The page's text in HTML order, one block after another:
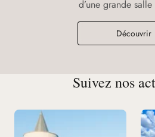
d’une grande
Découvrir
Suivez nos